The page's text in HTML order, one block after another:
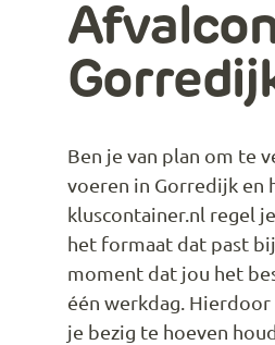
Ben je van plan om te
voeren in Gorredijk en
kluscontainer.nl regel
het formaat dat past
moment dat jou het
één werkdag.
je bezig te hoeven